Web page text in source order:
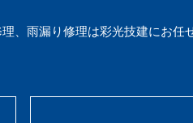
、雨漏り修理は彩光技建にお任